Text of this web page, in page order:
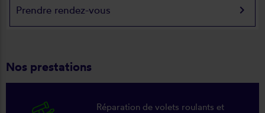
Prendre rendez-vous keyboard_arrow_right
Nos prestations
Réparation de volets roulants et